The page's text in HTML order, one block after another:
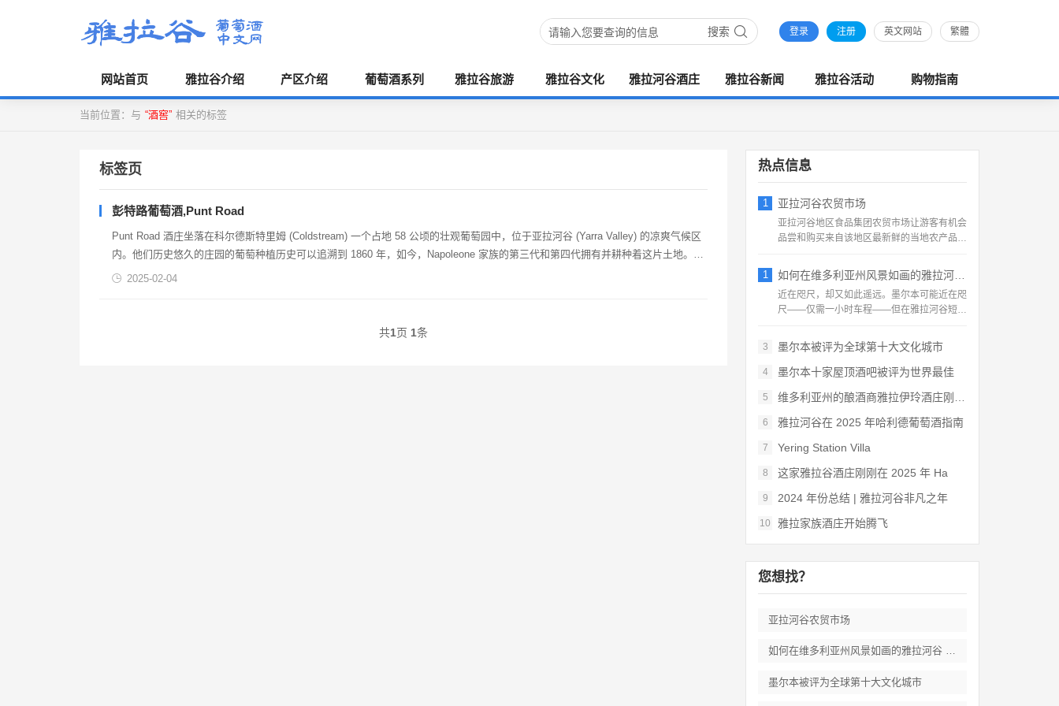
登录 注册 英文网站 繁體
搜索
网站首页 雅拉谷介绍 产区介绍 葡萄酒系列 雅拉谷旅游 雅拉谷文化 雅拉河谷酒庄 雅拉谷新闻 雅拉谷活动 购物指南
当前位置：与 “酒窖” 相关的标签
标签页
彭特路葡萄酒,Punt Road
Punt Road 酒庄坐落在科尔德斯特里姆 (Coldstream) 一个占地 58 公顷的壮观葡萄园中，位于亚拉河谷 (Yarra Valley) 的凉爽气候区
内。他们历史悠久的庄园的葡萄种植历史可以追溯到 1860 年，如今，Napoleone 家族的第三代和第四代拥有并耕种着这片土地。他
们欢...
2025-02-04
共1页 1条
热点信息
1 亚拉河谷农贸市场
亚拉河谷地区食品集团农贸市场让游客有机会
品尝和购买来自该地区最新鲜的当地农产品，
1 如何在维多利亚州风景如画的雅拉河谷 度过
近在咫尺，却又如此遥远。墨尔本可能近在咫
尺——仅需一小时车程——但在雅拉河谷短暂
3
墨尔本被评为全球第十大文化城市
4 墨尔本十家屋顶酒吧被评为世界最佳
5 维多利亚州的酿酒商雅拉伊玲酒庄刚刚被评为
6 雅拉河谷在 2025 年哈利德葡萄酒指南
7 Yering Station Villa
8 这家雅拉谷酒庄刚刚在 2025 年 Ha
9 2024 年份总结 | 雅拉河谷非凡之年
10 雅拉家族酒庄开始腾飞
您想找？
亚拉河谷农贸市场
如何在维多利亚州风景如画的雅拉河谷 度过
墨尔本被评为全球第十大文化城市